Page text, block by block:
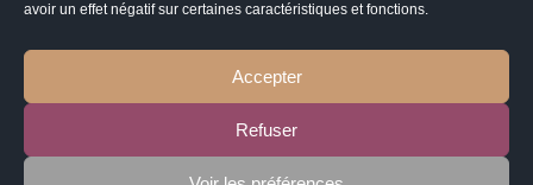
avoir un effet négatif sur certaines caractéristiques et fonctions.
Accepter
Refuser
Contactez-moi